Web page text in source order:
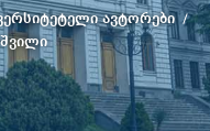
ავტორები